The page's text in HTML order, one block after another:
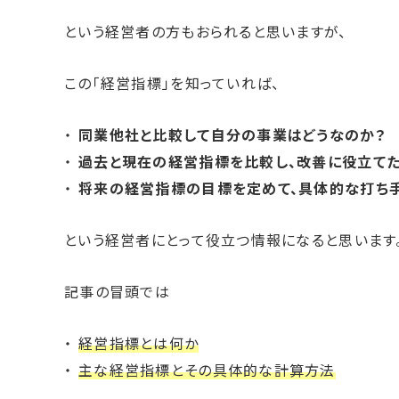
という経営者の方もおられると思いますが、
この「経営指標」を知っていれば、
同業他社と比較して自分の事業はどうなのか？
過去と現在の経営指標を比較し、改善に役立て
将来の経営指標の目標を定めて、具体的な打ち
という経営者にとって役立つ情報になると思います
記事の冒頭では
経営指標とは何か
主な経営指標とその具体的な計算方法